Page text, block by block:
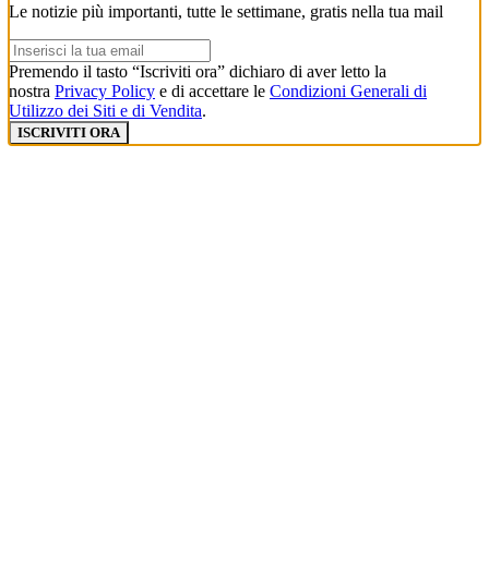
Le notizie più importanti, tutte le settimane, gratis nella tua mail
Premendo il tasto “Iscriviti ora” dichiaro di aver letto la
nostra Privacy Policy e di accettare le Condizioni Generali di
Utilizzo dei Siti e di Vendita.
ISCRIVITI ORA